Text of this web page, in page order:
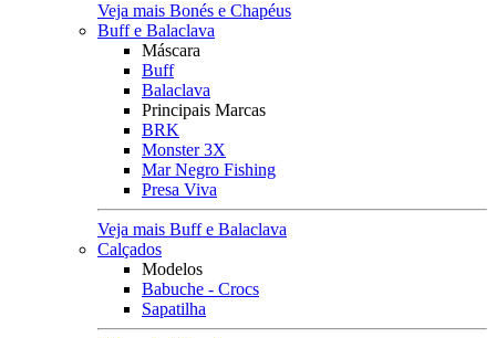
Veja mais Bonés e Chapéus
Buff e Balaclava
Máscara
Buff
Balaclava
Principais Marcas
BRK
Monster 3X
Mar Negro Fishing
Presa Viva
Veja mais Buff e Balaclava
Calçados
Modelos
Babuche - Crocs
Sapatilha